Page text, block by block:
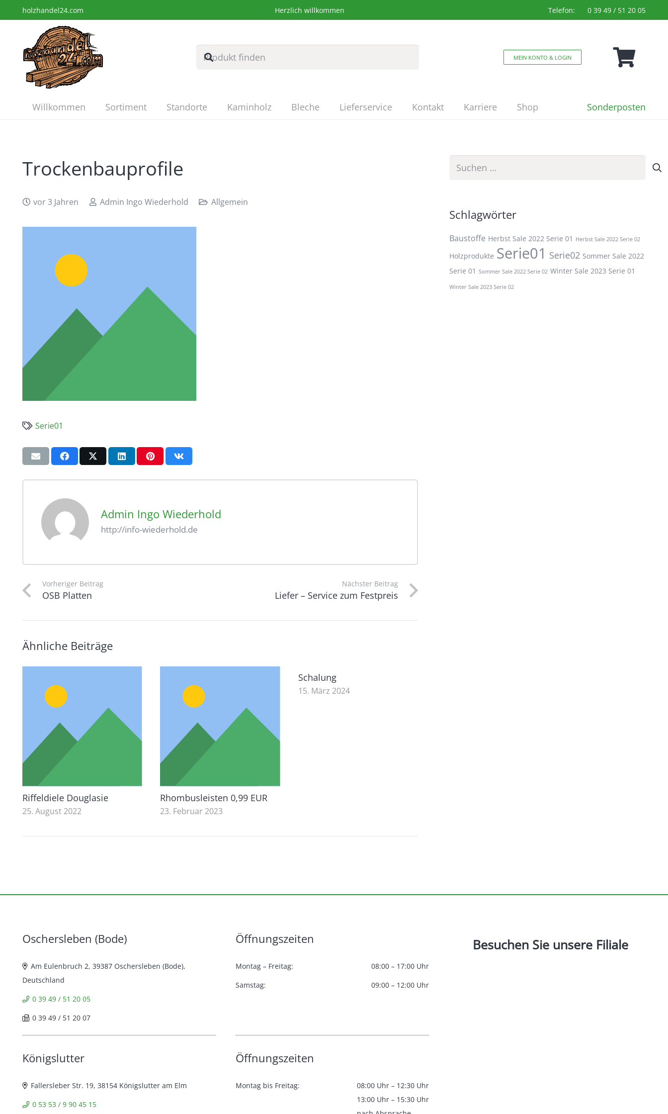
holzhandel24.com Herzlich willkommen Telefon: 0 39 49 / 51 20 05
MEIN KONTO & LOGIN
Willkommen Sortiment Standorte Kaminholz Bleche Lieferservice Kontakt Karriere Shop Sonderposten
Trockenbauprofile
vor 3 Jahren Admin Ingo Wiederhold Allgemein
Serie01
Admin Ingo Wiederhold
http://info-wiederhold.de
Vorheriger Beitrag
OSB Platten
Nächster Beitrag
Liefer – Service zum Festpreis
Ähnliche Beiträge
Riffeldiele Douglasie
25. August 2022
Rhombusleisten 0,99 EUR
23. Februar 2023
Schalung
15. März 2024
Suchen
Schlagwörter
Baustoffe Herbst Sale 2022 Serie 01 Herbst Sale 2022 Serie 02
Holzprodukte Serie01 Serie02 Sommer Sale 2022
Serie 01 Sommer Sale 2022 Serie 02 Winter Sale 2023 Serie 01
Winter Sale 2023 Serie 02
Oschersleben (Bode)
Am Eulenbruch 2, 39387 Oschersleben (Bode),
Deutschland
0 39 49 / 51 20 05
0 39 49 / 51 20 07
Öffnungszeiten
Montag – Freitag:
08:00 – 17:00 Uhr
Samstag:
09:00 – 12:00 Uhr
Königslutter
Fallersleber Str. 19, 38154 Königslutter am Elm
0 53 53 / 9 90 45 15
Öffnungszeiten
Montag bis Freitag:
08:00 Uhr – 12:30 Uhr
13:00 Uhr – 15:30 Uhr
Besuchen Sie unsere Filiale